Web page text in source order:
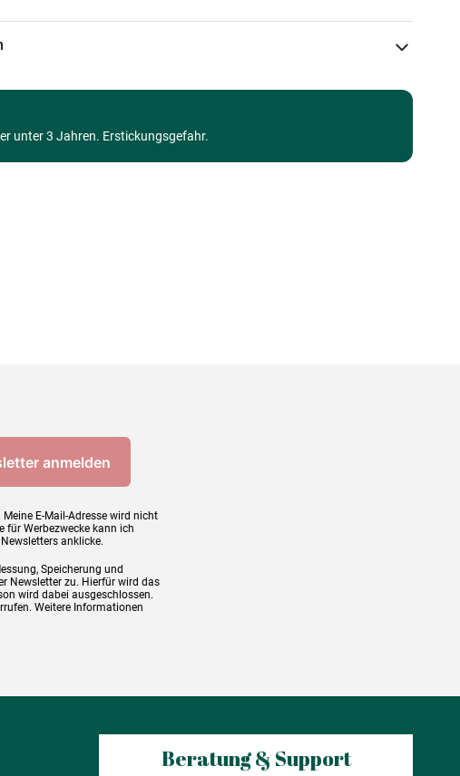
ab 8 Jahre (101 bis 250 Teile)
unter 3 Jahren. Erstickungsgefahr.
Meine E-Mail-Adresse wird nicht
für Werbezwecke kann ich
anklicke.
Speicherung und
Newsletter zu. Hierfür wird das
wird dabei ausgeschlossen.
Weitere Informationen
Beratung & Support